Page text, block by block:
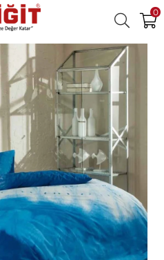
0
Facebook İle Bağlan
Google İle Bağlan